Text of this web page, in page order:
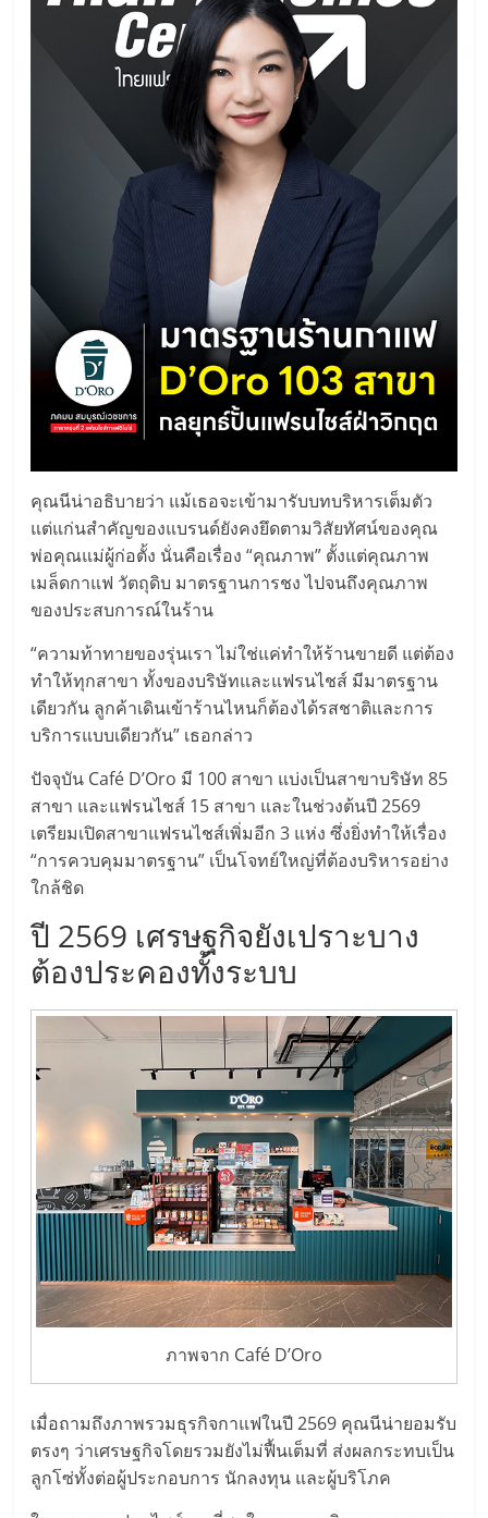
ปรึกษา
แฟ
ไชส์,
รวม
แฟ
รน
ไชส์
ขาย
แฟ
รน
ไชส์
แฟ
รน
ไชส์
ขาย
หน้า
บ้าน
ลงทุน
น้อย
คืน
ทุน
ไว,
ที่
ปรึกษา
คุณนีน่าอธิบายว่า แม้เธอจะเข้ามารับบทบริหารเต็มตัว
แต่แก่นสำคัญของแบรนด์ยังคงยึดตามวิสัยทัศน์ของคุณ
พ่อคุณแม่ผู้ก่อตั้ง นั่นคือเรื่อง “คุณภาพ” ตั้งแต่คุณภาพ
เมล็ดกาแฟ วัตถุดิบ มาตรฐานการชง ไปจนถึงคุณภาพ
ของประสบการณ์ในร้าน
“ความท้าทายของรุ่นเรา ไม่ใช่แค่ทำให้ร้านขายดี แต่ต้อง
ทำให้ทุกสาขา ทั้งของบริษัทและแฟรนไชส์ มีมาตรฐาน
เดียวกัน ลูกค้าเดินเข้าร้านไหนก็ต้องได้รสชาติและการ
บริการแบบเดียวกัน” เธอกล่าว
ปัจจุบัน Café D’Oro มี 100 สาขา แบ่งเป็นสาขาบริษัท 85
สาขา และแฟรนไชส์ 15 สาขา และในช่วงต้นปี 2569
เตรียมเปิดสาขาแฟรนไชส์เพิ่มอีก 3 แห่ง ซึ่งยิ่งทำให้เรื่อง
“การควบคุมมาตรฐาน” เป็นโจทย์ใหญ่ที่ต้องบริหารอย่าง
ใกล้ชิด
ปี 2569 เศรษฐกิจยังเปราะบาง
ต้องประคองทั้งระบบ
ภาพจาก Café D’Oro
เมื่อถามถึงภาพรวมธุรกิจกาแฟในปี 2569 คุณนีน่ายอมรับ
ตรงๆ ว่าเศรษฐกิจโดยรวมยังไม่ฟื้นเต็มที่ ส่งผลกระทบเป็น
ลูกโซ่ทั้งต่อผู้ประกอบการ นักลงทุน และผู้บริโภค